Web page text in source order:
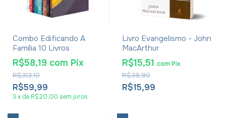
Combo Edificando A
Família 10 Livros
R$59,99
R$313,10
R$58,19 com Pix
3 x de R$20,00 sem juros
Livro Evangelismo - John
MacArthur
R$15,99
R$39,90
R$15,51 com Pix